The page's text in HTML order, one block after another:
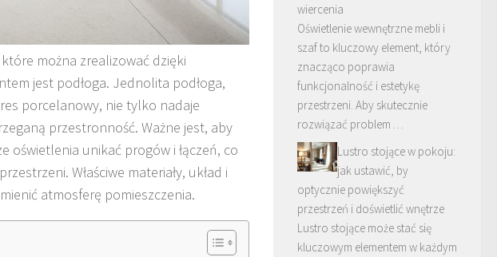
można zrealizować dzięki
jest podłoga. Jednolita podłoga,
porcelanowy, nie tylko nadaje
przestronność. Ważne jest, aby
oświetlenia unikać progów i łączeń, co
Właściwe materiały, układ i
atmosferę pomieszczenia.
wiercenia
Oświetlenie wewnętrzne mebli i
szaf to kluczowy element, który
znacząco poprawia
funkcjonalność i estetykę
przestrzeni. Aby skutecznie
rozwiązać problem …
Lustro stojące w pokoju:
jak ustawić, by
optycznie powiększyć
przestrzeń i doświetlić wnętrze
Lustro stojące może stać się
kluczowym elementem w każdym